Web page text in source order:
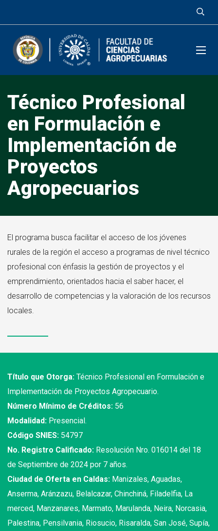
Técnico Profesional
en Formulación e
Implementación de
Proyectos
Agropecuarios
El programa busca facilitar el acceso de los jóvenes
rurales de la región el acceso a programas de nivel técnico
profesional con énfasis la gestión de proyectos y el
emprendimiento, orientados hacia el saber hacer, el
desarrollo de competencias y la valoración de los recursos
locales.
Título que Otorga: Técnico Profesional en Formulación e
Implementación de Proyectos Agropecuario.
Número Mínimo de Créditos: 56
Modalidad: Presencial.
Código SNIES: 54797
No. Registro Calificado: Resolución Nro. 016014 del 18
de Septiembre de 2024 por 7 años.
Ciudad de Oferta en Caldas: Manizales, Aguadas,
Anserma, Aránzazu, Belalcazar, Chinchiná, Filadelfia, La
merced, Manzanares, Marmato, Marulanda, Neira, Norcasia,
Palestina, Pensilvania, Riosucio, Risaralda, San José, Supía,